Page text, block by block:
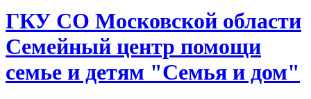
ГКУ СО Московской области
Семейный центр помощи
семье и детям "Семья и дом"